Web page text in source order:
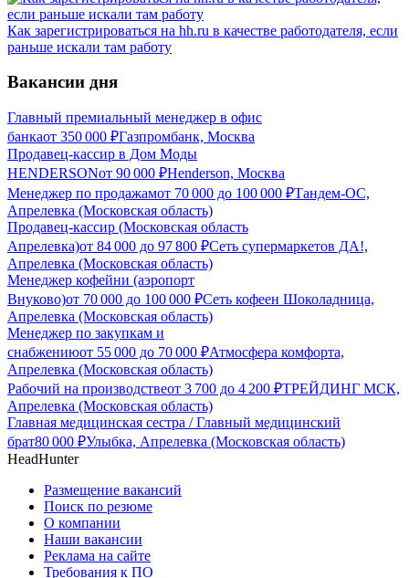
Как зарегистрироваться на hh.ru в качестве работодателя, если
раньше искали там работу
Вакансии дня
Главный премиальный менеджер в офис
банкаот 350 000 ₽Газпромбанк, Москва
Продавец-кассир в Дом Моды
HENDERSONот 90 000 ₽Henderson, Москва
Менеджер по продажамот 70 000 до 100 000 ₽Тандем-ОС,
Апрелевка (Московская область)
Продавец-кассир (Московская область
Апрелевка)от 84 000 до 97 800 ₽Сеть супермаркетов ДА!,
Апрелевка (Московская область)
Менеджер кофейни (аэропорт
Внуково)от 70 000 до 100 000 ₽Сеть кофеен Шоколадница,
Апрелевка (Московская область)
Менеджер по закупкам и
снабжениюот 55 000 до 70 000 ₽Атмосфера комфорта,
Апрелевка (Московская область)
Рабочий на производствеот 3 700 до 4 200 ₽ТРЕЙДИНГ МСК,
Апрелевка (Московская область)
Главная медицинская сестра / Главный медицинский
брат80 000 ₽Улыбка, Апрелевка (Московская область)
HeadHunter
Размещение вакансий
Поиск по резюме
О компании
Наши вакансии
Реклама на сайте
Требования к ПО